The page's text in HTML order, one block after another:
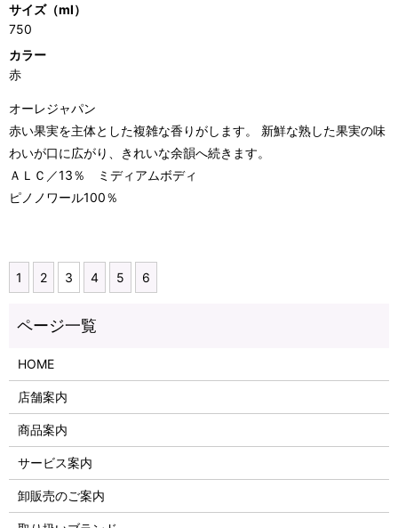
サイズ（ml）
750
カラー
赤
オーレジャパン
赤い果実を主体とした複雑な香りがします。 新鮮な熟した果実の味
わいが口に広がり、きれいな余韻へ続きます。
ＡＬＣ／13％ ミディアムボディ
ピノノワール100％
1 2 3 4 5 6
HOME
店舗案内
商品案内
サービス案内
卸販売のご案内